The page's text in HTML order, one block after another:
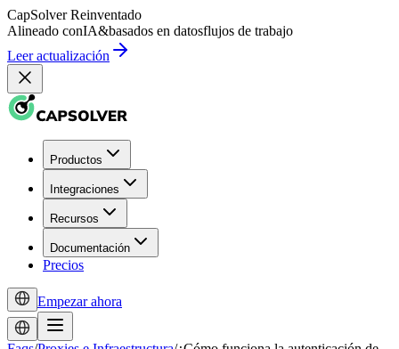
CapSolver Reinventado
Alineado conIA&basados en datosflujos de trabajo
Leer actualización
Productos
Integraciones
Recursos
Documentación
Precios
Empezar ahora